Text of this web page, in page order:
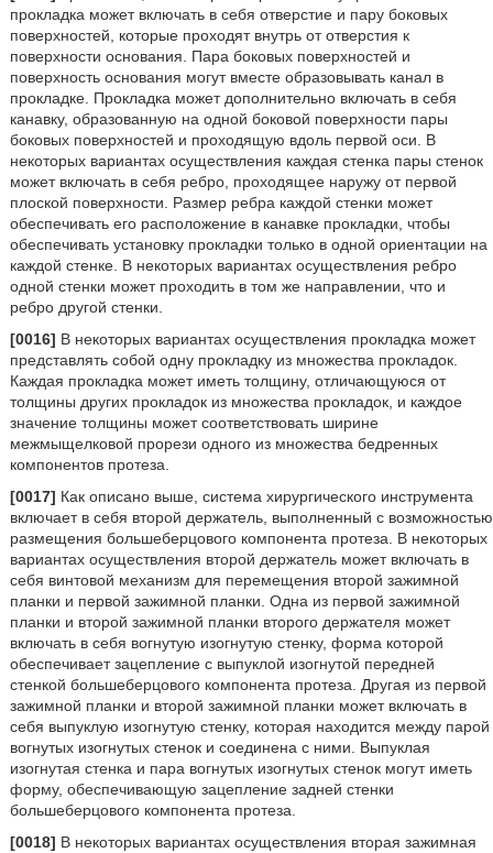
прокладка может включать в себя отверстие и пару боковых
поверхностей, которые проходят внутрь от отверстия к
поверхности основания. Пара боковых поверхностей и
поверхность основания могут вместе образовывать канал в
прокладке. Прокладка может дополнительно включать в себя
канавку, образованную на одной боковой поверхности пары
боковых поверхностей и проходящую вдоль первой оси. В
некоторых вариантах осуществления каждая стенка пары стенок
может включать в себя ребро, проходящее наружу от первой
плоской поверхности. Размер ребра каждой стенки может
обеспечивать его расположение в канавке прокладки, чтобы
обеспечивать установку прокладки только в одной ориентации на
каждой стенке. В некоторых вариантах осуществления ребро
одной стенки может проходить в том же направлении, что и
ребро другой стенки.
[0016] В некоторых вариантах осуществления прокладка может
представлять собой одну прокладку из множества прокладок.
Каждая прокладка может иметь толщину, отличающуюся от
толщины других прокладок из множества прокладок, и каждое
значение толщины может соответствовать ширине
межмыщелковой прорези одного из множества бедренных
компонентов протеза.
[0017] Как описано выше, система хирургического инструмента
включает в себя второй держатель, выполненный с возможностью
размещения большеберцового компонента протеза. В некоторых
вариантах осуществления второй держатель может включать в
себя винтовой механизм для перемещения второй зажимной
планки и первой зажимной планки. Одна из первой зажимной
планки и второй зажимной планки второго держателя может
включать в себя вогнутую изогнутую стенку, форма которой
обеспечивает зацепление с выпуклой изогнутой передней
стенкой большеберцового компонента протеза. Другая из первой
зажимной планки и второй зажимной планки может включать в
себя выпуклую изогнутую стенку, которая находится между парой
вогнутых изогнутых стенок и соединена с ними. Выпуклая
изогнутая стенка и пара вогнутых изогнутых стенок могут иметь
форму, обеспечивающую зацепление задней стенки
большеберцового компонента протеза.
[0018] В некоторых вариантах осуществления вторая зажимная